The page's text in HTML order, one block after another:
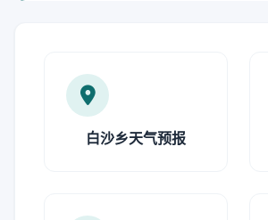
白沙乡天气预报